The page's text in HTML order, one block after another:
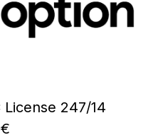
License 247/14